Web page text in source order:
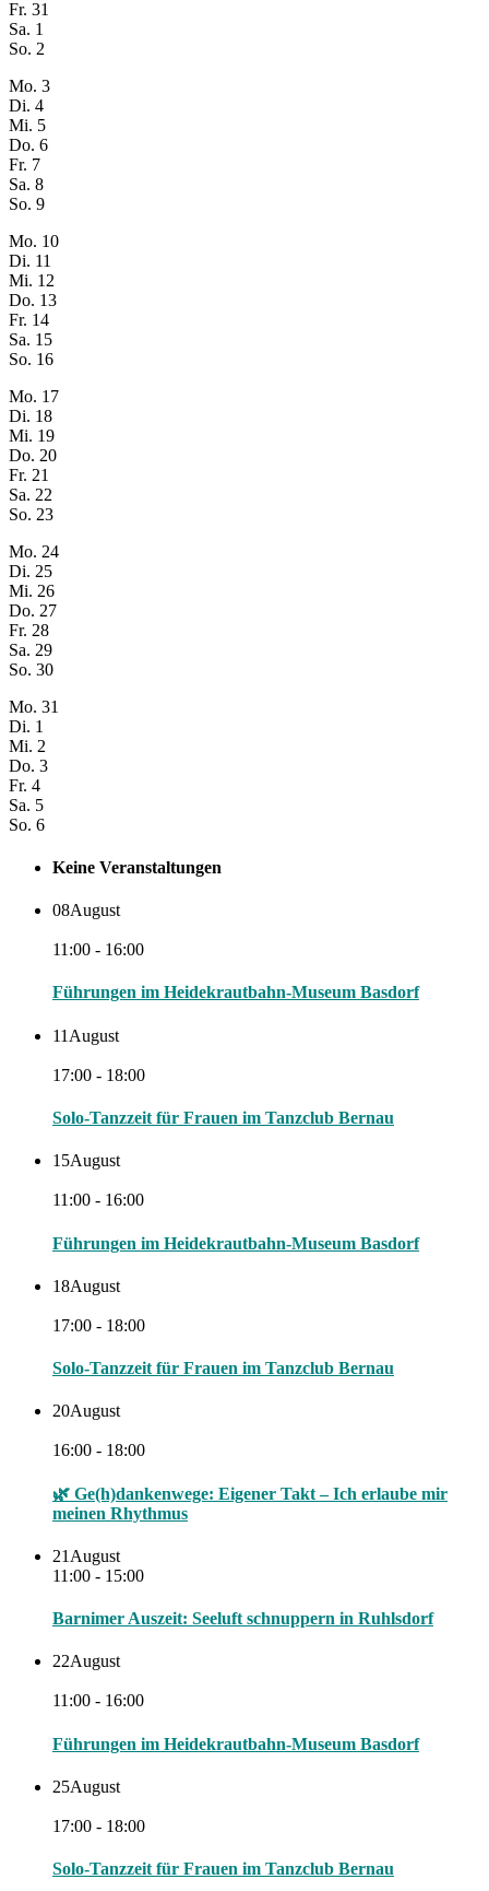
Fr. 31
Sa. 1
So. 2
Mo. 3
Di. 4
Mi. 5
Do. 6
Fr. 7
Sa. 8
So. 9
Mo. 10
Di. 11
Mi. 12
Do. 13
Fr. 14
Sa. 15
So. 16
Mo. 17
Di. 18
Mi. 19
Do. 20
Fr. 21
Sa. 22
So. 23
Mo. 24
Di. 25
Mi. 26
Do. 27
Fr. 28
Sa. 29
So. 30
Mo. 31
Di. 1
Mi. 2
Do. 3
Fr. 4
Sa. 5
So. 6
Keine Veranstaltungen
08August
11:00 - 16:00
Führungen im Heidekrautbahn-Museum Basdorf
11 August
17:00 - 18:00
Solo-Tanzzeit für Frauen im Tanzclub Bernau
15August
11:00 - 16:00
Führungen im Heidekrautbahn-Museum Basdorf
18August
17:00 - 18:00
Solo-Tanzzeit für Frauen im Tanzclub Bernau
20August
16:00 - 18:00
🌿 Ge(h)dankenwege: Eigener Takt – Ich erlaube mir
meinen Rhythmus
21 August
11:00 - 15:00
Barnimer Auszeit: Seeluft schnuppern in Ruhlsdorf
22August
11:00 - 16:00
Führungen im Heidekrautbahn-Museum Basdorf
25August
17:00 - 18:00
Solo-Tanzzeit für Frauen im Tanzclub Bernau